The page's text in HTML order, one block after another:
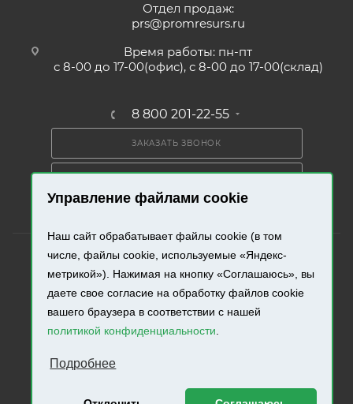
Управление файлами cookie
Наш сайт обрабатывает файлы cookie (в том
числе, файлы cookie, используемые «Яндекс-
метрикой»). Нажимая на кнопку «Соглашаюсь», вы
даете свое согласие на обработку файлов cookie
вашего браузера в соответствии с нашей
политикой конфиденциальности.
Подробнее
Отдел продаж:
prs@promresurs.ru
Время работы: пн-пт
с 8-00 до 17-00(офис), с 8-00 до 17-00(склад)
8 800 201-22-55
ЗАКАЗАТЬ ЗВОНОК
2026 © «Промресурс». Все права защищены.